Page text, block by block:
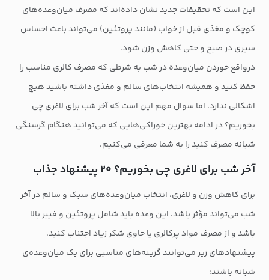
این است که تحقیقات جدید نشان داده‌اند که مصرف میان‌وعده‌های
کوچک و مغذی قبل از خواب (مانند پروتئین) می‌تواند باعث احساس
سیری در صبح و حتی کاهش وزن شود.
درواقع خوردن میان‌وعده در شب به شرطی که مصرف کالری مناسب را
حفظ کنید و همیشه انتخاب‌های سالم و مغذی داشته باشید هیچ
اشکالی ندارد. اما سوال مهم این است که آخر شب برای لاغری چی
بخوریم؟ در ادامه بهترین خوراکی‌هایی که می‌توانید هنگام گرسنگی
شبانه مصرف کنید را به شما معرفی می‌کنیم.
آخر شب برای لاغری چی بخوریم؟ ۲۰ پیشنهاد جذاب
برای کاهش وزن و لاغری، انتخاب میان‌وعده‌های سبک و سالم در آخر
شب می‌تواند مؤثر باشد. این وعده باید شامل پروتئین و فیبر بالا
باشد و از مصرف مواد پرکالری یا حاوی شکر زیاد اجتناب کنید.
پیشنهادهای زیر می‌توانند گزینه‌های مناسبی برای یک میان‌وعده‌ی
شبانه باشند: